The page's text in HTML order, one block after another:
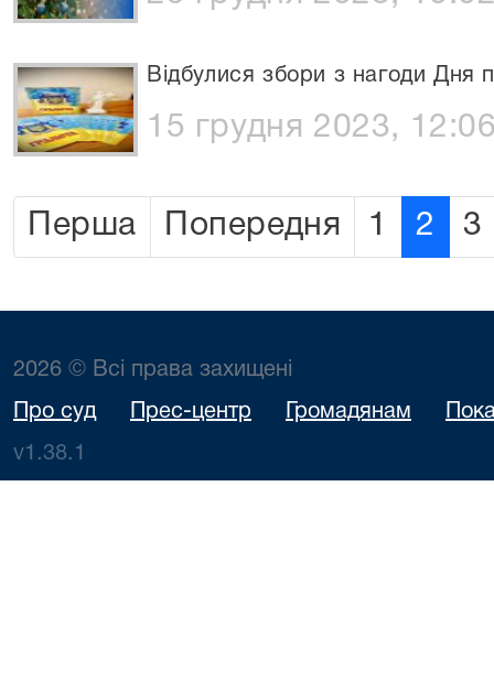
Відбулися збори з нагоди Дня
15 грудня 2023,
Перша Попередня 1 2 3
2026 © Всі права захищені
Про суд Прес-центр Громадянам
v1.38.1